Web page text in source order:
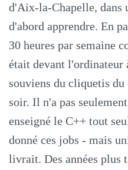
d'Aix-la-Chapelle, dans
d'abord apprendre. En
30 heures par semaine
était devant l'ordinateur
souviens du cliquetis du
soir. Il n'a pas
enseigné le C++ tout
donné ces jobs - mais
livrait. Des années plus